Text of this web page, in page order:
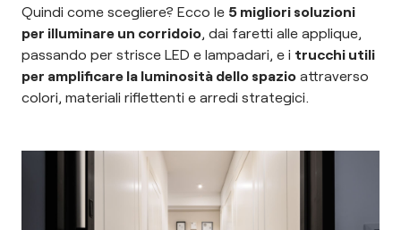
Quindi come scegliere? Ecco le 5 migliori soluzioni
per illuminare un corridoio, dai faretti alle applique,
passando per strisce LED e lampadari, e i trucchi utili
per amplificare la luminosità dello spazio attraverso
colori, materiali riflettenti e arredi strategici.